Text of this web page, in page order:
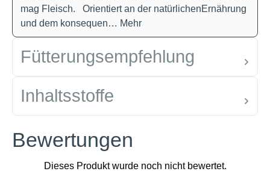
mag Fleisch. Orientiert an der natürlichenErnährung
und dem konsequen… Mehr
Fütterungsempfehlung
Inhaltsstoffe
Bewertungen